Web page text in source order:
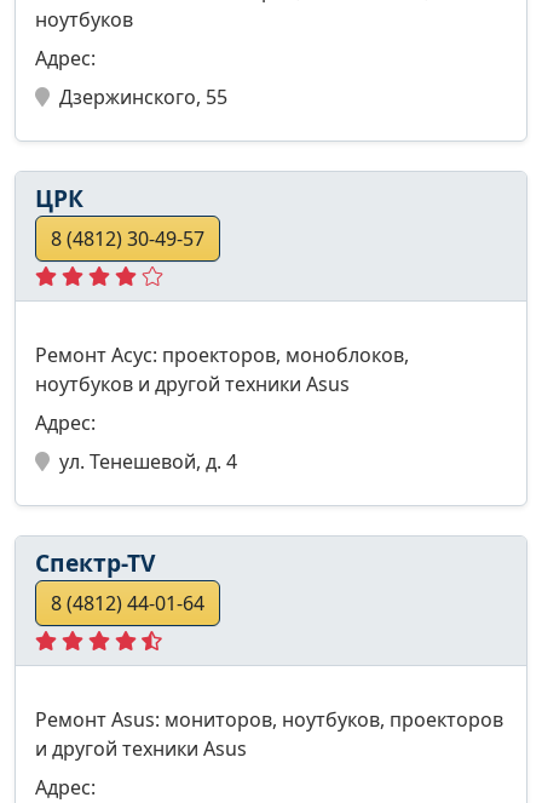
ноутбуков
Адрес:
Дзержинского, 55
ЦРК
8 (4812) 30-49-57
Ремонт Асус: проекторов, моноблоков,
ноутбуков и другой техники Asus
Адрес:
ул. Тенешевой, д. 4
Спектр-ТV
8 (4812) 44-01-64
Ремонт Asus: мониторов, ноутбуков, проекторов
и другой техники Asus
Адрес: